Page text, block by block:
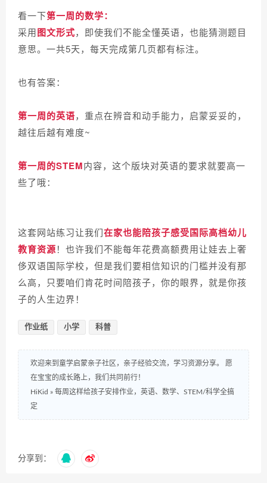
看一下第一周的数学：
采用图文形式，即使我们不能全懂英语，也能猜测题目
意思。 一共5天，每天完成第几页都有标注。
也有答案：
第一周的英语，重点在辨音和动手能力，启蒙妥妥的，
越往后越有难度~
第一周的STEM内容，这个版块对英语的要求就要高一
些了哦：
这套网站练习让我们在家也能陪孩子感受国际高档幼儿
教育资源！也许我们不能每年花费高额费用让娃去上奢
侈双语国际学校，但是我们要相信知识的门槛并没有那
么高，只要咱们肯花时间陪孩子，你的眼界，就是你孩
子的人生边界！
作业纸 小学 科普
欢迎来到童学启蒙亲子社区，亲子经验交流，学习资源分享。 愿
在宝宝的成长路上，我们共同前行！
HiKid » 每周这样给孩子安排作业，英语、数学、STEM/科学全搞
定
分享到：